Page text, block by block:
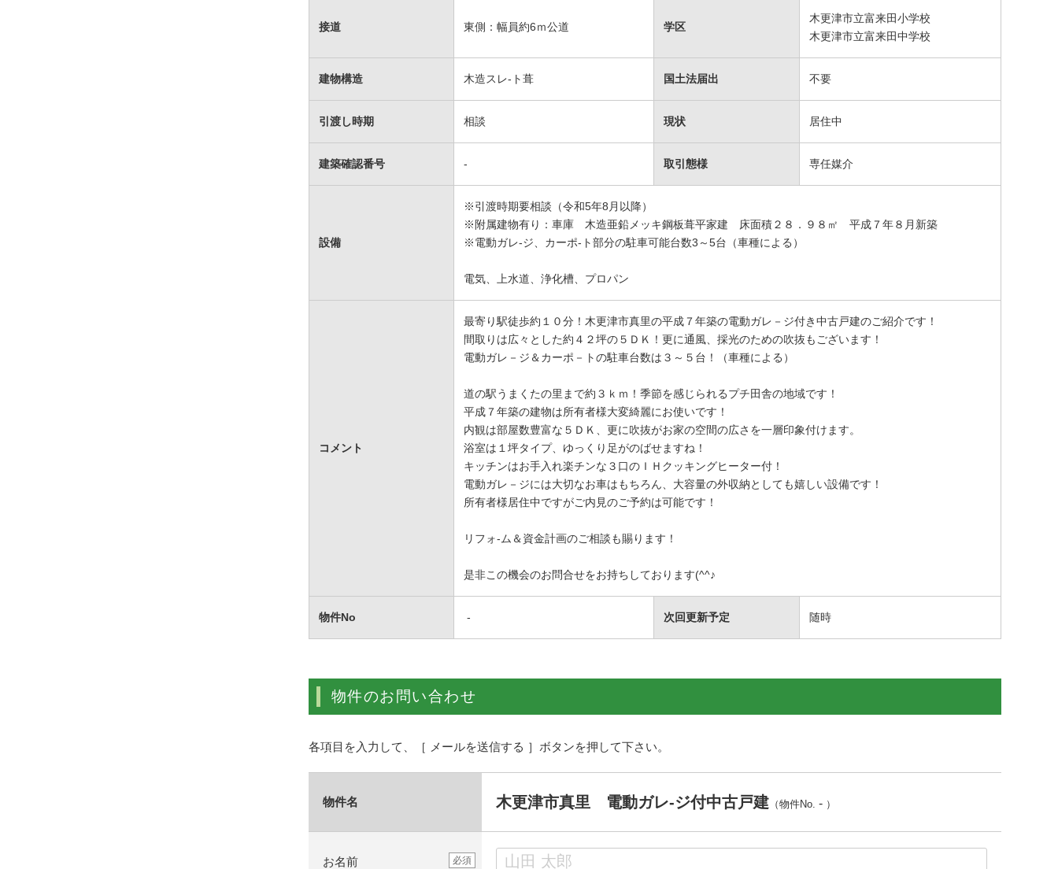
接道 東側：幅員約6ｍ公道 学区
木更津市立富来田小学校
木更津市立富来田中学校
建物構造 木造スレ-ト葺 国土法届出 不要
引渡し時期 相談 現状 居住中
建築確認番号 - 取引態様 専任媒介
設備
※引渡時期要相談（令和5年8月以降）
※附属建物有り：車庫 木造亜鉛メッキ鋼板葺平家建 床面積２８．９８㎡ 平成７年８月新築
※電動ガレ-ジ、カーポ-ト部分の駐車可能台数3～5台（車種による）
電気、上水道、浄化槽、プロパン
コメント
最寄り駅徒歩約１０分！木更津市真里の平成７年築の電動ガレ－ジ付き中古戸建のご紹介です！
間取りは広々とした約４２坪の５ＤＫ！更に通風、採光のための吹抜もございます！
電動ガレ－ジ＆カーポ－トの駐車台数は３～５台！（車種による）
道の駅うまくたの里まで約３ｋｍ！季節を感じられるプチ田舎の地域です！
平成７年築の建物は所有者様大変綺麗にお使いです！
内観は部屋数豊富な５ＤＫ、更に吹抜がお家の空間の広さを一層印象付けます。
浴室は１坪タイプ、ゆっくり足がのばせますね！
キッチンはお手入れ楽チンな３口のＩＨクッキングヒーター付！
電動ガレ－ジには大切なお車はもちろん、大容量の外収納としても嬉しい設備です！
所有者様居住中ですがご内見のご予約は可能です！
リフォ-ム＆資金計画のご相談も賜ります！
是非この機会のお問合せをお持ちしております(^^♪
物件No - 次回更新予定 随時
物件のお問い合わせ
各項目を入力して、［ メールを送信する ］ボタンを押して下さい。
物件名 木更津市真里 電動ガレ-ジ付中古戸建 （物件No. - ）
お名前 必須